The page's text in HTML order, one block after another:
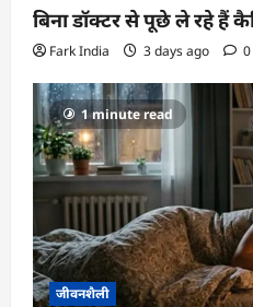
बिना डॉक्टर से पूछे ले रहे हैं
Fark India 3 days ago 0
1 minute read
जीवनशैली